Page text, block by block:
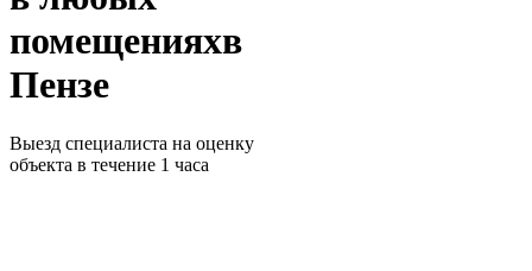
помещенияхв
Пензе
Выезд специалиста на оценку
объекта в течение 1 часа